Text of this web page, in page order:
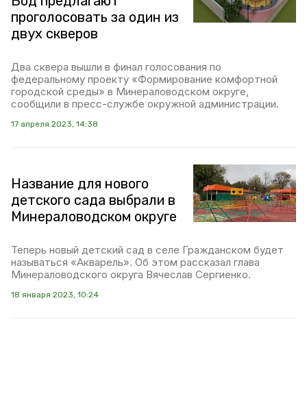
проголосовать за один из
двух скверов
Два сквера вышли в финал голосования по
федеральному проекту «Формирование комфортной
городской среды» в Минераловодском округе,
сообщили в пресс-службе окружной администрации.
17 апреля 2023, 14:38
Название для нового
детского сада выбрали в
Минераловодском округе
Теперь новый детский сад в селе Гражданском будет
называться «Акварель». Об этом рассказал глава
Минераловодского округа Вячеслав Сергиенко.
18 января 2023, 10:24